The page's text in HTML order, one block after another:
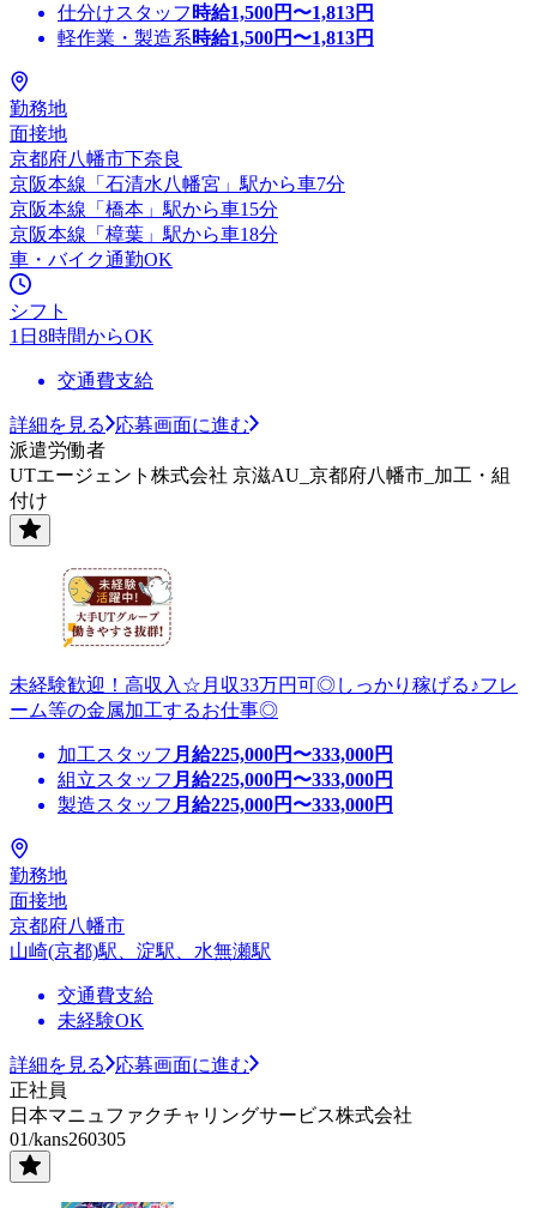
仕分けスタッフ 時給1,500円〜1,813円
軽作業・製造系時給1,500円〜1,813円
勤務地
面接地
京都府八幡市下奈良
京阪本線「石清水八幡宮」駅から車7分
京阪本線「橋本」駅から車15分
京阪本線「樟葉」駅から車18分
車・バイク通勤OK
シフト
1日8時間からOK
交通費支給
詳細を見る
応募画面に進む
派遣労働者
UTエージェント株式会社 京滋AU_京都府八幡市_加工・組
付け
未経験歓迎！高収入☆月収33万円可◎しっかり稼げる♪フレ
ーム等の金属加工するお仕事◎
加工スタッフ 月給225,000円〜333,000円
組立スタッフ 月給225,000円〜333,000円
製造スタッフ 月給225,000円〜333,000円
勤務地
面接地
京都府八幡市
山崎(京都)駅、淀駅、水無瀬駅
交通費支給
未経験OK
詳細を見る
応募画面に進む
正社員
日本マニュファクチャリングサービス株式会社
01/kans260305